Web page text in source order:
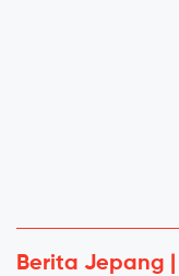
Berita Jepang